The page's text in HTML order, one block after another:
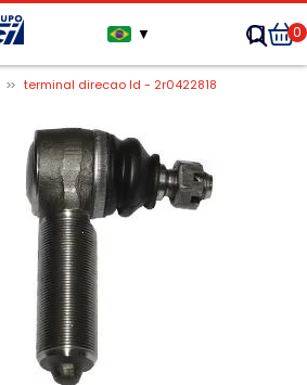
▼ 0
terminal direcao ld - 2r0422818